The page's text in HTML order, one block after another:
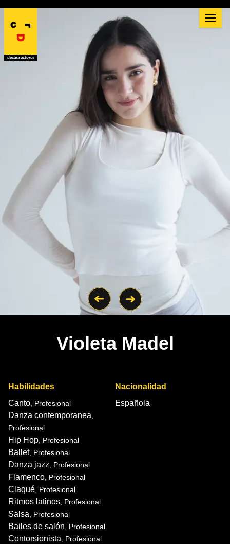
decara actores
Violeta Madel
Habilidades
Canto, Profesional
Danza contemporanea,
Profesional
Hip Hop, Profesional
Ballet, Profesional
Danza jazz, Profesional
Flamenco, Profesional
Claqué, Profesional
Ritmos latinos, Profesional
Salsa, Profesional
Bailes de salón, Profesional
Contorsionista, Profesional
Nacionalidad
Española